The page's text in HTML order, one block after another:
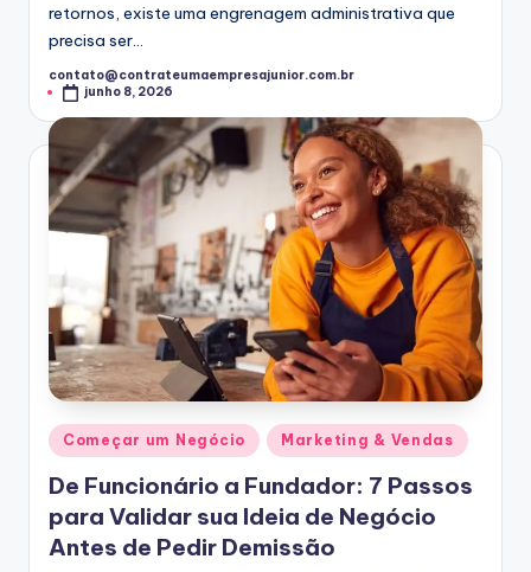
retornos, existe uma engrenagem administrativa que
precisa ser…
Posted
by
contato@contrateumaempresajunior.com.br
junho 8, 2026
Posted
in
Começar um Negócio Marketing & Vendas
De Funcionário a Fundador: 7 Passos
para Validar sua Ideia de Negócio
Antes de Pedir Demissão